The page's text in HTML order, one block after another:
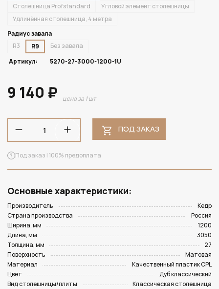
Столешница Profstandard
Угловой элемент столешницы
Удлинённая столешница, 4 метра
Радиус завала
R3
R9
Без завала
Артикул:
5270-27-3000-1200-1U
9 140 ₽ цена за 1 шт
ПОД ЗАКАЗ
Под заказ | 100% предоплата
Основные характеристики:
Производитель
Кедр
Страна производства
Россия
Ширина, мм
1200
Длина, мм
3050
Толщина, мм
27
Поверхность
Матовая
Материал
Качественный пластик CPL
Цвет
Дуб классический
Вид столешницы/плиты
Классическая столешница